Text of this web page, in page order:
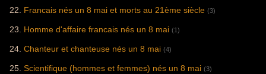
Francais nés un 8 mai et morts au 21ème siècle (3)
Homme d'affaire francais nés un 8 mai (1)
Chanteur et chanteuse nés un 8 mai (4)
Scientifique (hommes et femmes) nés un 8 mai (3)